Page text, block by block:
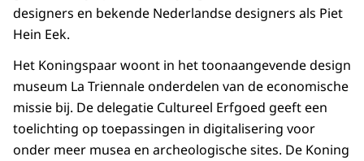
designers en bekende Nederlandse designers als Piet
Hein Eek.
Het Koningspaar woont in het toonaangevende design
museum La Triennale onderdelen van de economische
missie bij. De delegatie Cultureel Erfgoed geeft een
toelichting op toepassingen in digitalisering voor
onder meer musea en archeologische sites. De Koning